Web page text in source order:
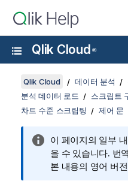
Qlik Cloud ®
Qlik Cloud 데이터 분석
분석 데이터 로드
스크립트
차트 수준 스크립팅
제어 문
이 페이지의 일부
을 수 있습니다. 번
본 내용의 영어 버